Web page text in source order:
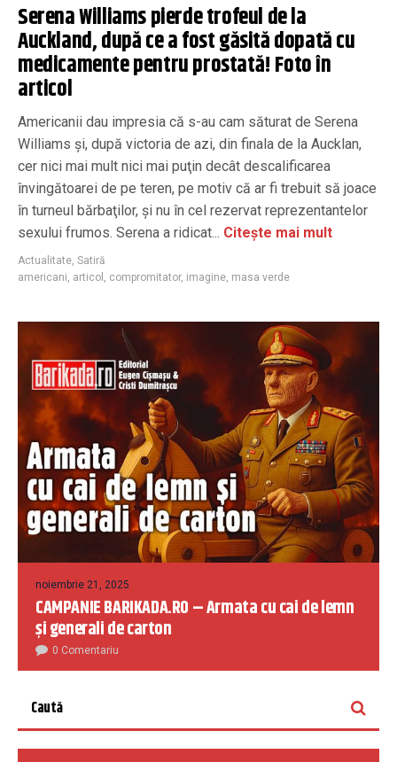
Serena Williams pierde trofeul de la
Auckland, după ce a fost găsită dopată cu
medicamente pentru prostată! Foto în
articol
Americanii dau impresia că s-au cam săturat de Serena
Williams şi, după victoria de azi, din finala de la Aucklan,
cer nici mai mult nici mai puţin decât descalificarea
învingătoarei de pe teren, pe motiv că ar fi trebuit să joace
în turneul bărbaţilor, şi nu în cel rezervat reprezentantelor
sexului frumos. Serena a ridicat... Citește mai mult
Actualitate, Satiră
americani, articol , compromitator, imagine, masa verde
noiembrie 21, 2025
CAMPANIE BARIKADA.RO – Armata cu cai de lemn
și generali de carton
0 Comentariu